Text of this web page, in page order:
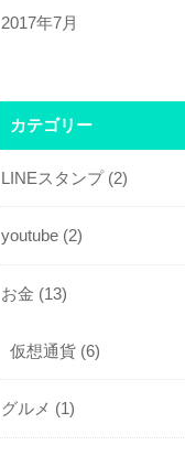
2017年7月
カテゴリー
LINEスタンプ (2)
youtube (2)
お金 (13)
仮想通貨 (6)
グルメ (1)